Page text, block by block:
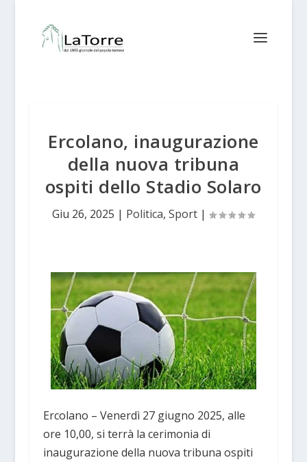
Ercolano, inaugurazione
della nuova tribuna
ospiti dello Stadio Solaro
Giu 26, 2025 | Politica,Sport |
Ercolano – Venerdì 27 giugno 2025, alle
ore 10,00, si terrà la cerimonia di
inaugurazione della nuova tribuna ospiti